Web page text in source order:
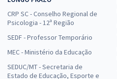
CRP SC - Conselho Regional de
Psicologia - 12ª Região
SEDF - Professor Temporário
MEC - Ministério da Educação
SEDUC/MT - Secretaria de
Estado de Educação, Esporte e